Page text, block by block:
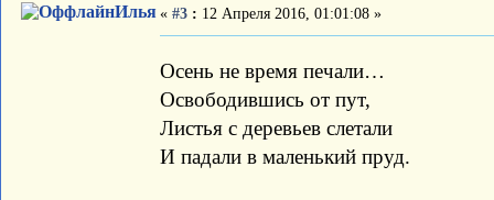
Илья « #3 : 12 Апреля 2016, 01:01:08 »
Осень не время печали…
Освободившись от пут,
Листья с деревьев слетали
И падали в маленький пруд.